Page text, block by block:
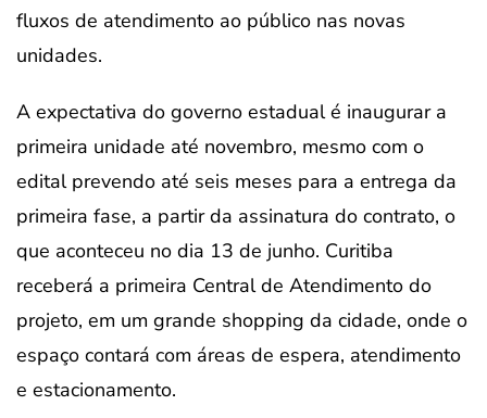
fluxos de atendimento ao público nas novas
unidades.
A expectativa do governo estadual é inaugurar a
primeira unidade até novembro, mesmo com o
edital prevendo até seis meses para a entrega da
primeira fase, a partir da assinatura do contrato, o
que aconteceu no dia 13 de junho. Curitiba
receberá a primeira Central de Atendimento do
projeto, em um grande shopping da cidade, onde o
espaço contará com áreas de espera, atendimento
e estacionamento.